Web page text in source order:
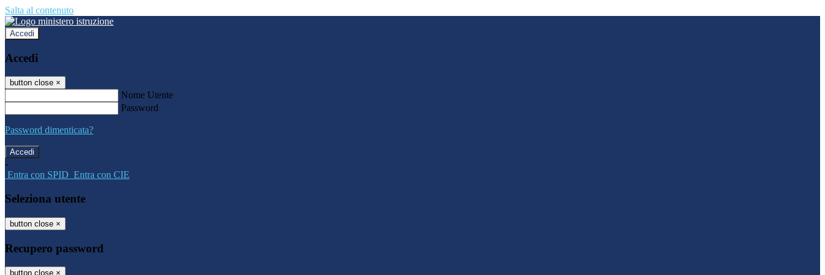
Salta al contenuto
Accedi
Accedi
button close ×
Nome Utente
Password
Password dimenticata?
-
Entra con SPID Entra con CIE
Seleziona utente
button close ×
Recupero password
button close ×